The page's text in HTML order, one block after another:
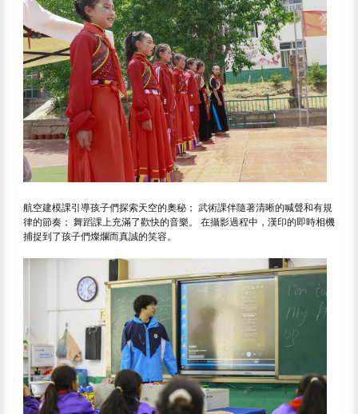
航空建模課引導孩子們探索天空的奧秘； 武術課伴隨著清晰的喊聲和有規
律的節奏； 舞蹈課上充滿了歡快的音樂。 在攝影過程中，漢印的即時相機
捕捉到了孩子們燦爛而真誠的笑容。